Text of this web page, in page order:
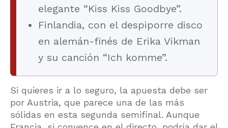
elegante “Kiss Kiss Goodbye”.
Finlandia, con el despiporre disco
en alemán-finés de Erika Vikman
y su canción “Ich komme”.
Si quieres ir a lo seguro, la apuesta debe ser
por Austria, que parece una de las más
sólidas en esta segunda semifinal. Aunque